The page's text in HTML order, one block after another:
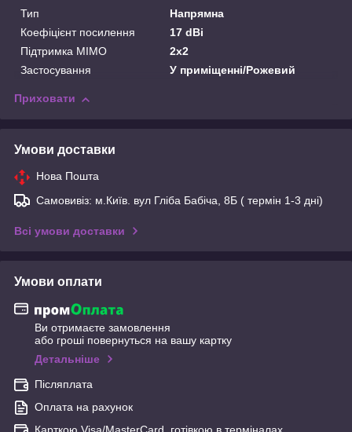
Тип
Напрямна
Коефіцієнт посилення
17 dBi
Підтримка MIMO
2x2
Застосування
У приміщенні/Рожевий
Приховати
Умови доставки
Нова Пошта
Самовивіз: м.Київ. вул Гліба Бабіча, 8Б ( термін 1-3 дні)
Всі умови доставки
Умови оплати
Ви отримаєте замовлення
або гроші повернуться на вашу картку
Детальніше
Післяплата
Оплата на рахунок